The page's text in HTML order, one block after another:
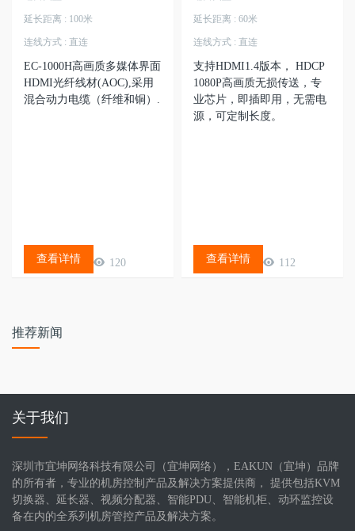
延长距离 : 100米
连线方式 : 直连
EC-1000H高画质多媒体界面
HDMI光纤线材(AOC),采用
混合动力电缆（纤维和铜）.
120
查看详情
延长距离 : 60米
连线方式 : 直连
支持HDMI1.4版本， HDCP
1080P高画质无损传送，专
业芯片，即插即用，无需电
源，可定制长度。
112
查看详情
推荐新闻
关于我们
深圳市宜坤网络科技有限公司（宜坤网络），EAKUN（宜坤）品牌
的所有者，专业的机房控制产品及解决方案提供商， 提供包括KVM
切换器、延长器、视频分配器、智能PDU、智能机柜、动环监控设
备在内的全系列机房管控产品及解决方案。